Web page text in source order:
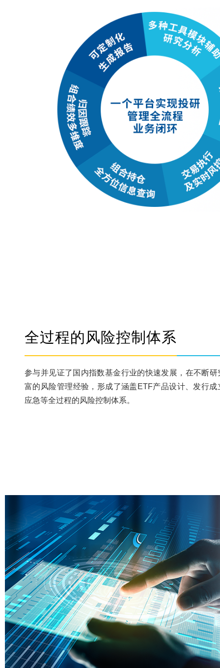
全过程的风险控制体系
参与并见证了国内指数基金行业的快速发展，在不断
富的风险管理经验，形成了涵盖ETF产品设计、发行
应急等全过程的风险控制体系。